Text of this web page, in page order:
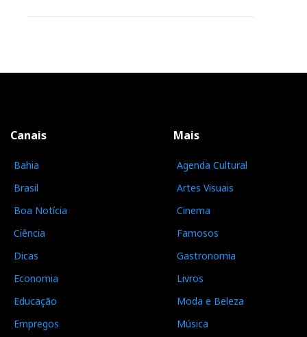
Canais
Bahia
Brasil
Boa Notícia
Ciência
Dicas
Economia
Educação
Empregos
Mais
Agenda Cultural
Artes Visuais
Cinema
Famosos
Gastronomia
Livros
Moda e Beleza
Música